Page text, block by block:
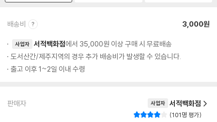
배송비 3,000원
사업자 서적백화점에서 35,000원 이상 구매 시 무료배송
도서산간/제주지역의 경우 추가 배송비가 발생할 수 있습니다.
출고 이후 1~2일 이내 수령
판매자 사업자 서적백화점
101명 평가